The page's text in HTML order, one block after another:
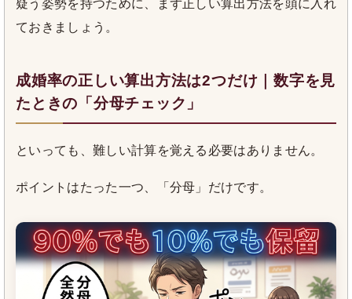
疑う姿勢を持つために、まず正しい算出方法を頭に入れ
ておきましょう。
成婚率の正しい算出方法は2つだけ｜数字を見
たときの「分母チェック」
といっても、難しい計算を覚える必要はありません。
ポイントはたった一つ、「分母」だけです。